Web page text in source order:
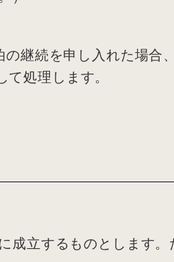
継続を申し入れた場合
処理します。
成立するものとします